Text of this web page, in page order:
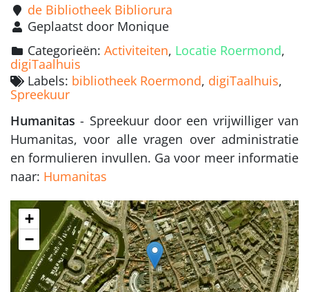
de Bibliotheek Bibliorura
Geplaatst door Monique
Categorieën: Activiteiten, Locatie Roermond,
digiTaalhuis
Labels: bibliotheek Roermond, digiTaalhuis,
Spreekuur
Humanitas - Spreekuur door een vrijwilliger van
Humanitas, voor alle vragen over administratie
en formulieren invullen. Ga voor meer informatie
naar: Humanitas
+
−